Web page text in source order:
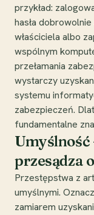
przykład:
hasła
właściciela albo
wspólnym
przełamania
wystarczy
systemu
zabezpieczeń.
fundamentalne
Umyślność
przesądza
Przestępstwa z
umyślnymi.
zamiarem